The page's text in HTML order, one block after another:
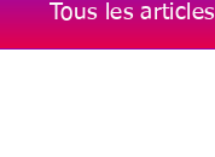
Tous les articles